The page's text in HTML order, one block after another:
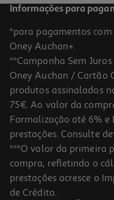
Smartwatch Xiaomi Redmi
35.99 €/un
35,99 €
Informações para
*para pagamentos
Oney Auchan+.
**Campanha Sem
Oney Auchan / Cartão
produtos assinalados
75€. Ao valor da
Formalização até 6% e
prestações. Consulte
***O valor da primeira
compra, refletindo o
prestações acresce o
de Crédito.